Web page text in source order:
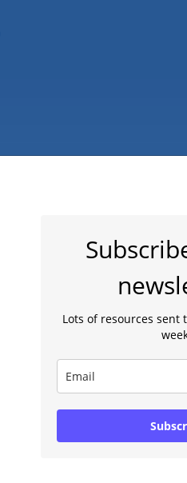
Lots of resources sent